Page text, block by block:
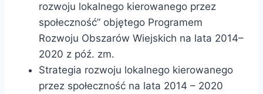
rozwoju lokalnego kierowanego przez
społeczność” objętego Programem
Rozwoju Obszarów Wiejskich na lata 2014–
2020 z póź. zm.
Strategia rozwoju lokalnego kierowanego
przez społeczność na lata 2014 – 2020